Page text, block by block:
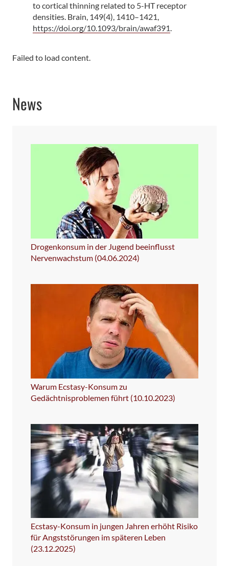
to cortical thinning related to 5-HT receptor
densities. Brain, 149(4), 1410–1421,
https://doi.org/10.1093/brain/awaf391.
Failed to load content.
News
Drogenkonsum in der Jugend beeinflusst
Nervenwachstum (04.06.2024)
Warum Ecstasy-Konsum zu
Gedächtnisproblemen führt (10.10.2023)
Ecstasy-Konsum in jungen Jahren erhöht Risiko
für Angststörungen im späteren Leben
(23.12.2025)